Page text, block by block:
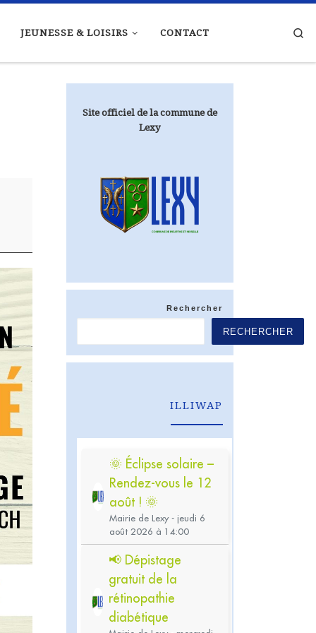
JEUNESSE & LOISIRS CONTACT
Site officiel de la commune de
Lexy
Rechercher
RECHERCHER
ILLIWAP